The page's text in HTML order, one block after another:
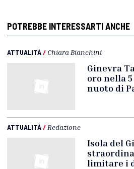
POTREBBE INTERESSARTI ANCHE
ATTUALITÀ/ Chiara Bianchini
Ginevra
oro nella
nuoto di
ATTUALITÀ/ Redazione
Isola del
limitare i